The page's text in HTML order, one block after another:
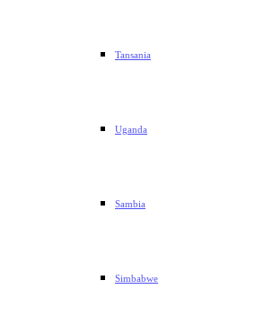
Tansania
Uganda
Sambia
Simbabwe